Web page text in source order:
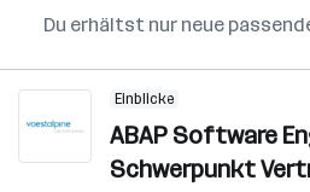
Du erhältst nur neue
Einblicke
ABAP Software
Schwerpunkt